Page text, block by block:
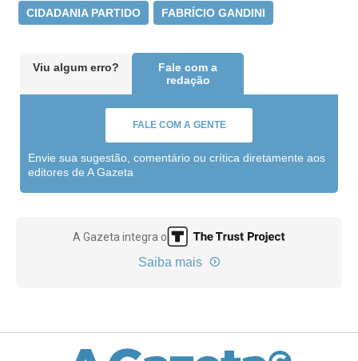
CIDADANIA PARTIDO FABRÍCIO GANDINI
Viu algum erro?
Fale com a
redação
FALE COM A GENTE
Envie sua sugestão, comentário ou crítica diretamente aos
editores de A Gazeta
A Gazeta integra o
Saiba mais